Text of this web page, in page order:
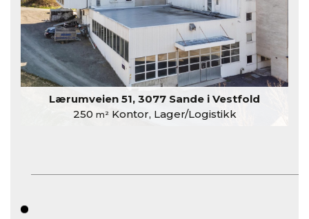
Lærumveien 51, 3077 Sande i Vestfold
250 m²Kontor, Lager/Logistikk